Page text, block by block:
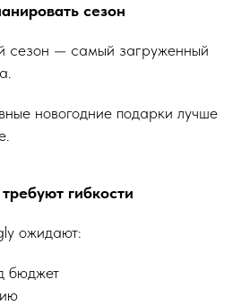
сезон
сезон — самый загруженный
новогодние подарки лучше
гибкости
ожидают:
бюджет